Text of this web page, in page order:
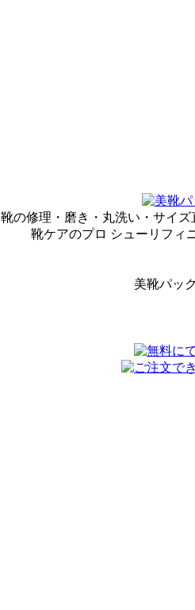
靴の修理・磨き・丸洗い・サイズ
靴ケアのプロ シューリフィ
美靴パッ